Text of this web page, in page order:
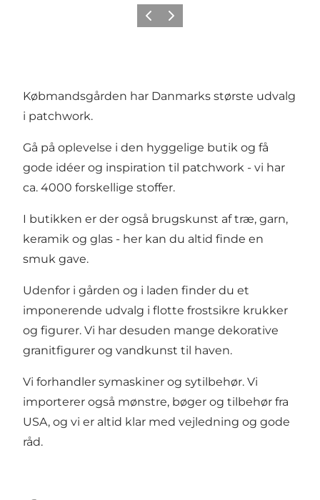
ForrigeNeste
Købmandsgården har Danmarks største udvalg
i patchwork.
Gå på oplevelse i den hyggelige butik og få
gode idéer og inspiration til patchwork - vi har
ca. 4000 forskellige stoffer.
I butikken er der også brugskunst af træ, garn,
keramik og glas - her kan du altid finde en
smuk gave.
Udenfor i gården og i laden finder du et
imponerende udvalg i flotte frostsikre krukker
og figurer. Vi har desuden mange dekorative
granitfigurer og vandkunst til haven.
Vi forhandler symaskiner og sytilbehør. Vi
importerer også mønstre, bøger og tilbehør fra
USA, og vi er altid klar med vejledning og gode
råd.